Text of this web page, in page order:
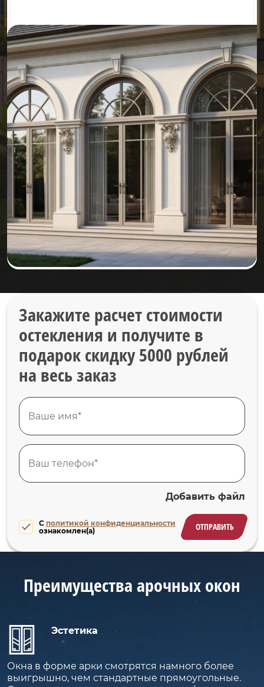
Закажите расчет стоимости
остекления и получите в
подарок скидку 5000 рублей
на весь заказ
Добавить файл
C политикой конфиденциальности
ознакомлен(а)
ОТПРАВИТЬ
Преимущества арочных окон
Эстетика
Окна в форме арки смотрятся намного более
выигрышно, чем стандартные прямоугольные.